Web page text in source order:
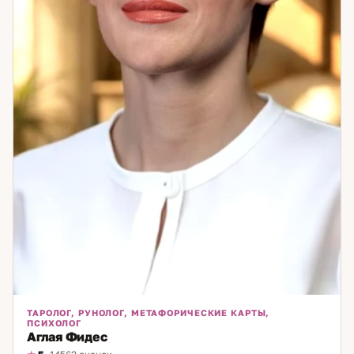
ТАРОЛОГ, РУНОЛОГ, МЕТАФОРИЧЕСКИЕ КАРТЫ,
ПСИХОЛОГ
Аглая Фидес